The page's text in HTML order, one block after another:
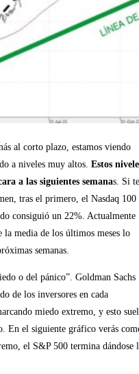
al corto plazo, estamos viendo
a niveles muy altos. Estos
a las siguientes semanas. Si te
tras el primero, el Nasdaq 100
consiguió un 22%. Actualmente
media de los últimos meses lo
semanas.
o del pánico”. Goldman Sachs
de los inversores en cada
miedo extremo, y esto
En el siguiente gráfico verás
el S&P 500 termina dándose